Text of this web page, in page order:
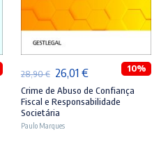
ADICIONAR
28,90€ O
preço
original
era:
26,01 €O
preço
atual
10%
Crime de Abuso de Confiança
Fiscal e Responsabilidade
Societária
Paulo Marques